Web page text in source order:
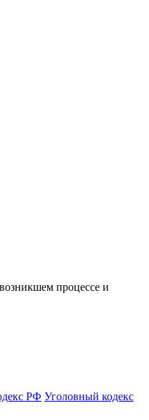
процессе и
РФ Уголовный кодекс